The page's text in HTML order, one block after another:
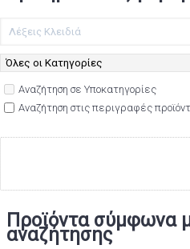
Αναζήτηση σε Υποκατηγορίες
Αναζήτηση στις περιγραφές
Προϊόντα σύμφωνα
αναζήτησης